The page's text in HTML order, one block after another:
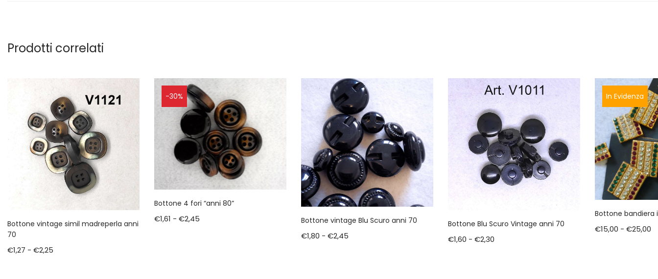
Prodotti correlati
Bottone vintage simil madreperla anni
70
€1,27 - €2,25
-30%
Bottone 4 fori “anni 80”
€1,61 - €2,45 Bottone vintage Blu Scuro anni 70
€1,80 - €2,45
Bottone Blu Scuro Vintage anni 70
€1,60 - €2,30
In Evidenza
Bottone bandiera
€15,00 - €25,00